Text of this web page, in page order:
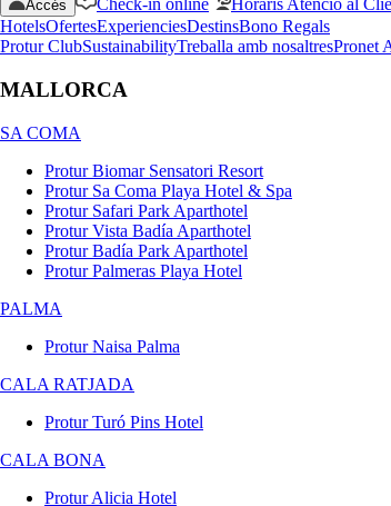
Accés Check-in online
Horaris Atenció al
HotelsOfertesExperienciesDestinsBono Regals
Protur ClubSustainabilityTreballa amb nosaltresPronet
MALLORCA
SA COMA
Protur Biomar Sensatori Resort
Protur Sa Coma Playa Hotel & Spa
Protur Safari Park Aparthotel
Protur Vista Badía Aparthotel
Protur Badía Park Aparthotel
Protur Palmeras Playa Hotel
PALMA
Protur Naisa Palma
CALA RATJADA
Protur Turó Pins Hotel
CALA BONA
Protur Alicia Hotel